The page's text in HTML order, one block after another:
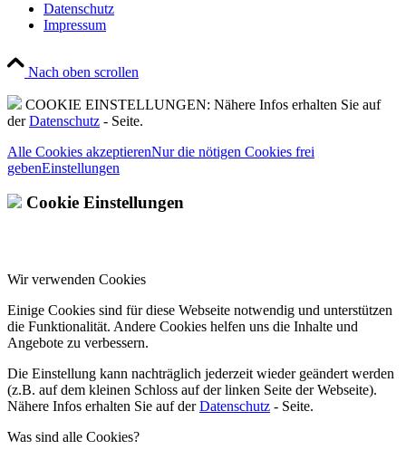
Datenschutz
Impressum
Nach oben scrollen
COOKIE EINSTELLUNGEN: Nähere Infos erhalten Sie auf
derDatenschutz - Seite.
Alle Cookies akzeptierenNur die nötigen Cookies frei
gebenEinstellungen
Cookie Einstellungen
Wir verwenden Cookies
Einige Cookies sind für diese Webseite notwendig und unterstützen
die Funktionalität. Andere Cookies helfen uns die Inhalte und
Angebote zu verbessern.
Die Einstellung kann nachträglich jederzeit wieder geändert werden
(z.B. auf dem kleinen Schloss auf der linken Seite der Webseite).
Nähere Infos erhalten Sie auf derDatenschutz - Seite.
Was sind alle Cookies?